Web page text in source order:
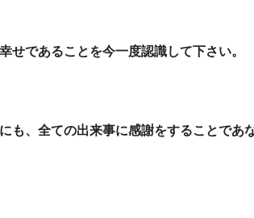
せであることを今一度認識して下さい。
も、全ての出来事に感謝をすることであ